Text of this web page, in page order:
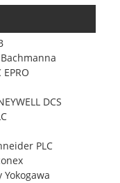
Bachmanna
DCS
PLC
Yokogawa